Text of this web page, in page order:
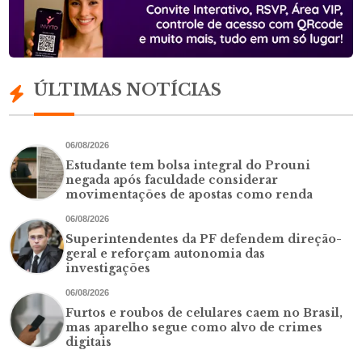
ÚLTIMAS NOTÍCIAS
06/08/2026
Estudante tem bolsa integral do Prouni
negada após faculdade considerar
movimentações de apostas como renda
06/08/2026
Superintendentes da PF defendem direção-
geral e reforçam autonomia das
investigações
06/08/2026
Furtos e roubos de celulares caem no Brasil,
mas aparelho segue como alvo de crimes
digitais